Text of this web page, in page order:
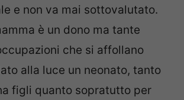
e non va mai sottovalutato.
è un dono ma tante
che si affollano
alla luce un neonato, tanto
figli quanto sopratutto per